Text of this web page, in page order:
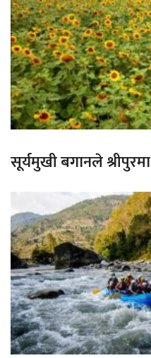
सूर्यमुखी बगानले